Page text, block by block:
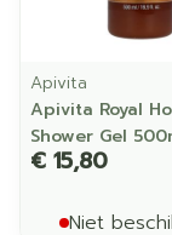
Apivita
Apivita Royal
Shower Gel
€ 15,80
Niet